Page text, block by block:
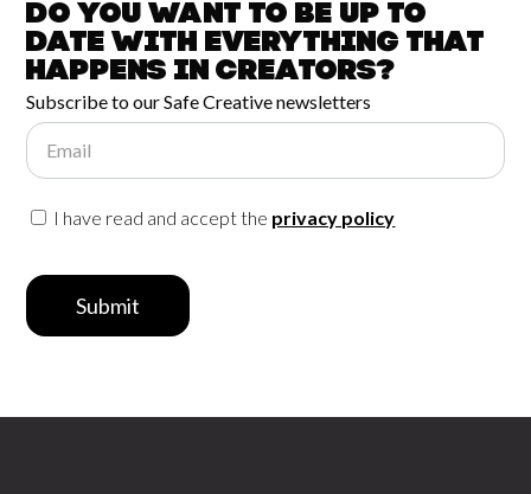
Do you want to be up to
date witheverything that
happens inCreators?
Subscribe to our Safe Creative newsletters
Email
I have read and accept the privacy policy
Submit